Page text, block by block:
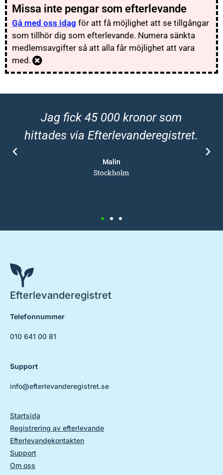
Missa inte pengar som efterlevande
Gå med oss idag för att få möjlighet att se tillgångar
som tillhör dig som efterlevande. Numera sänkta
medlemsavgifter så att alla får möjlighet att vara
med.
Jag fick 45 000 kronor som
hittades via Efterlevanderegistret.
Malin
Stockholm
Efterlevanderegistret
Telefonnummer
010 641 00 81
Support
info@efterlevanderegistret.se
Startsida
Registrering av efterlevande
Efterlevandekontakten
Support
Om oss